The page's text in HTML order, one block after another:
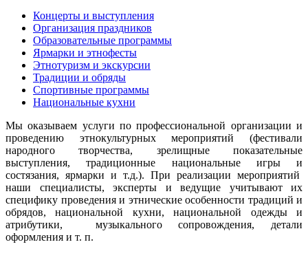
Концерты и выступления
Организация праздников
Образовательные программы
Ярмарки и этнофесты
Этнотуризм и экскурсии
Традиции и обряды
Спортивные программы
Национальные кухни
Мы оказываем услуги по профессиональной организации и
проведению этнокультурных мероприятий (фестивали
народного творчества, зрелищные показательные
выступления, традиционные национальные игры и
состязания, ярмарки и т.д.). При реализации мероприятий
наши специалисты, эксперты и ведущие учитывают их
специфику проведения и этнические особенности традиций и
обрядов, национальной кухни, национальной одежды и
атрибутики, музыкального сопровождения, детали
оформления и т. п.